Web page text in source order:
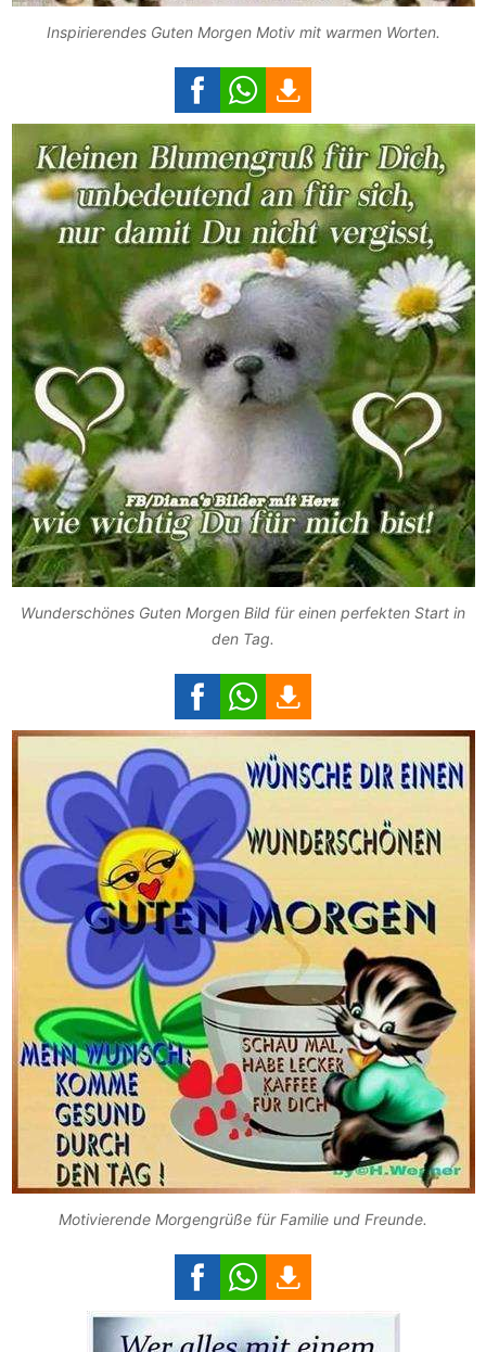
Inspirierendes Guten Morgen Motiv mit warmen Worten.
Wunderschönes Guten Morgen Bild für einen perfekten Start in
den Tag.
Motivierende Morgengrüße für Familie und Freunde.